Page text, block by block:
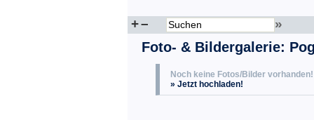
+– »
Foto- & Bildergalerie:
Noch keine Fotos/Bilder vorhanden!
» Jetzt hochladen!